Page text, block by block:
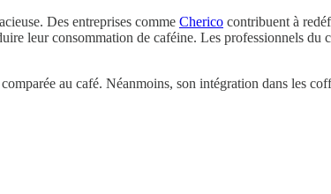
Des entreprises comme Cherico contribuent à
leur consommation de caféine. Les professionnels du
au café. Néanmoins, son intégration dans les